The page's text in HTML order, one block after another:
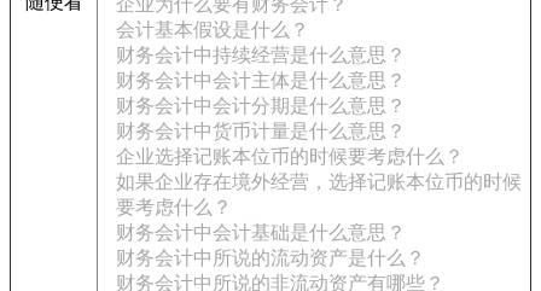
企业为什么要有财务会计？
会计基本假设是什么？
财务会计中持续经营是什么意思？
财务会计中会计主体是什么意思？
财务会计中会计分期是什么意思？
财务会计中货币计量是什么意思？
企业选择记账本位币的时候要考虑什么？
如果企业存在境外经营，选择记账本位币的时候
要考虑什么？
财务会计中会计基础是什么意思？
财务会计中所说的流动资产是什么？
财务会计中所说的非流动资产有哪些？